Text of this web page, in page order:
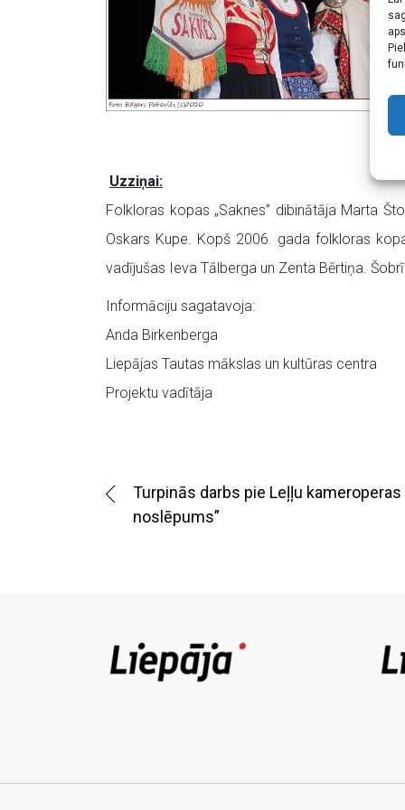
Uzziņai:
Folkloras kopas „Saknes” dibinātāja Marta
Oskars Kupe. Kopš 2006. gada folkloras
vadījušas Ieva Tālberga un Zenta Bērtiņa.
Informāciju sagatavoja:
Anda Birkenberga
Liepājas Tautas mākslas un kultūras centra
Projektu vadītāja
Turpinās darbs pie Leļļu kameroperas
noslēpums”